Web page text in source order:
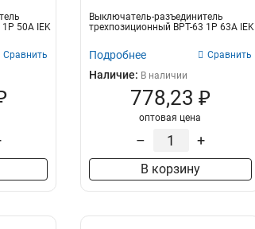
50А IEK
Сравнить
Выключатель-разъединитель
трехпозиционный ВРТ-63 1P 63А IEK
Подробнее Сравнить
Наличие: В наличии
778,23 ₽
оптовая цена
– +
В корзину